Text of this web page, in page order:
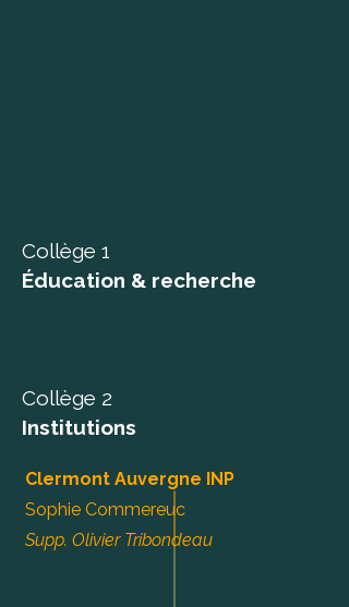
Collège 1
Éducation & recherche
Collège 2
Institutions
Clermont Auvergne INP
Sophie Commereuc
Supp. Olivier Tribondeau